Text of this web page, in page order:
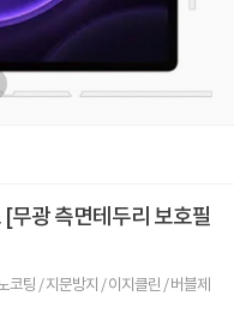
무광 측면테두리 보호필
코팅 / 지문방지 / 이지클린 / 버블제